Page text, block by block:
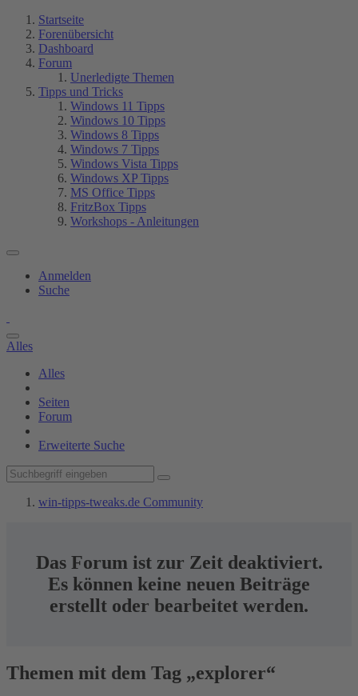
Startseite
Forenübersicht
Dashboard
Forum
Unerledigte Themen
Tipps und Tricks
Windows 11 Tipps
Windows 10 Tipps
Windows 8 Tipps
Windows 7 Tipps
Windows Vista Tipps
Windows XP Tipps
MS Office Tipps
FritzBox Tipps
Workshops - Anleitungen
Anmelden
Suche
Alles
Alles
Seiten
Forum
Erweiterte Suche
win-tipps-tweaks.de Community
Das Forum ist zur Zeit deaktiviert.
Es können keine neuen Beiträge
erstellt oder bearbeitet werden.
Themen mit dem Tag „explorer“